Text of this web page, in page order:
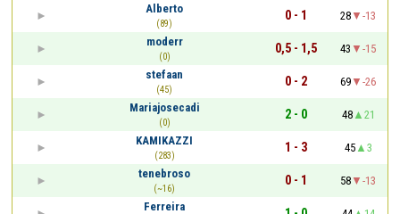
Alberto
(89)
0 - 1 28
-13
moderr
(0)
0,5 - 1,5 43
-15
stefaan
(45)
0 - 2 69
-26
Mariajosecadi
(0)
2 - 0 48
21
KAMIKAZZI
(283)
1 - 3 45
3
tenebroso
(~16)
0 - 1 58
-13
Ferreira